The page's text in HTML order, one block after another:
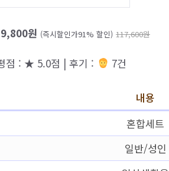
9,800원 (즉시할인가91% 할인) 117,600원
점 : ★ 5.0점 | 후기 : 7건
내용
혼합세트
일반/성인